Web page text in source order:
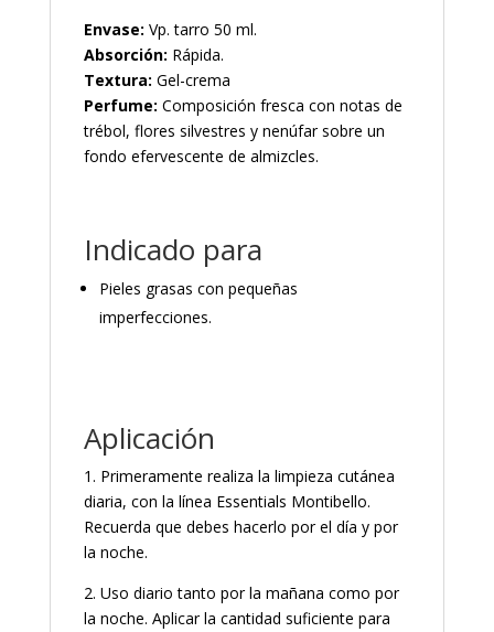
Envase: Vp. tarro 50 ml.
Absorción: Rápida.
Textura: Gel-crema
Perfume: Composición fresca con notas de
trébol, flores silvestres y nenúfar sobre un
fondo efervescente de almizcles.
Indicado para
Pieles grasas con pequeñas
imperfecciones.
Aplicación
1. Primeramente realiza la limpieza cutánea
diaria, con la línea Essentials Montibello.
Recuerda que debes hacerlo por el día y por
la noche.
2. Uso diario tanto por la mañana como por
la noche. Aplicar la cantidad suficiente para